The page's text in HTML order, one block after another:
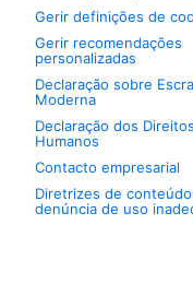
Gerir definições de
Gerir recomendações
personalizadas
Declaração sobre
Moderna
Declaração dos Direitos
Humanos
Contacto empresarial
Diretrizes de
denúncia de uso